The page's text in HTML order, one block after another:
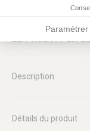
Le produit en
Description
Détails du produit
Paramétrer